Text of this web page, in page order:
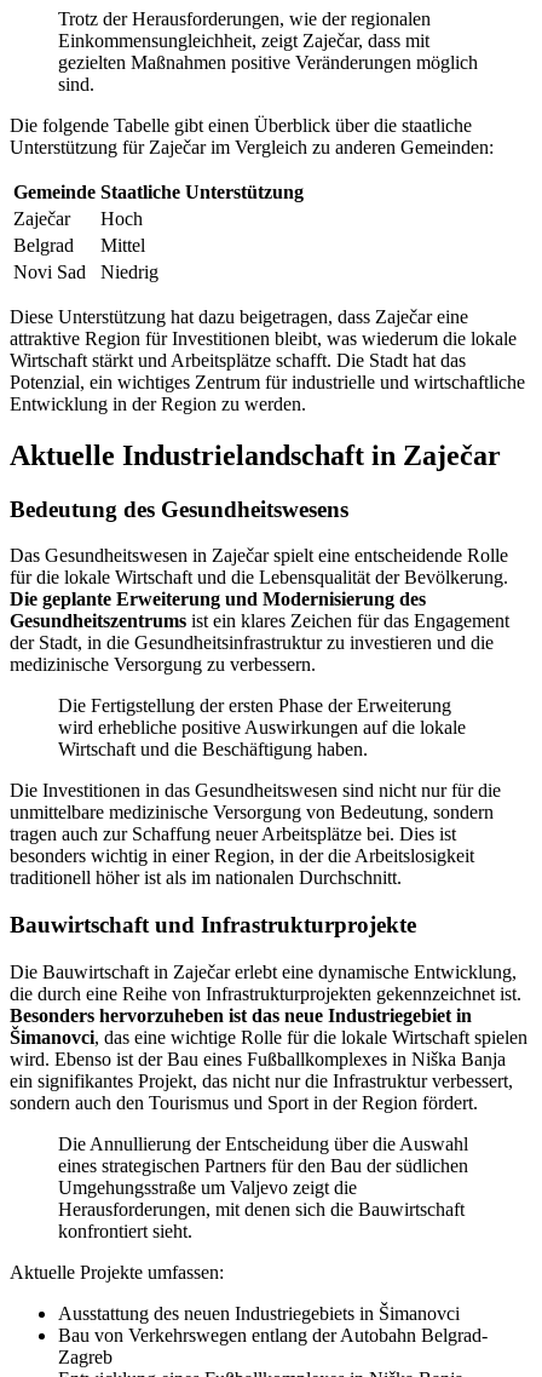
Trotz der Herausforderungen, wie der regionalen
Einkommensungleichheit, zeigt Zaječar, dass mit
gezielten Maßnahmen positive Veränderungen möglich
sind.
Die folgende Tabelle gibt einen Überblick über die staatliche
Unterstützung für Zaječar im Vergleich zu anderen Gemeinden:
Gemeinde Staatliche Unterstützung
Zaječar
Hoch
Belgrad
Mittel
Novi Sad
Niedrig
Diese Unterstützung hat dazu beigetragen, dass Zaječar eine
attraktive Region für Investitionen bleibt, was wiederum die lokale
Wirtschaft stärkt und Arbeitsplätze schafft. Die Stadt hat das
Potenzial, ein wichtiges Zentrum für industrielle und wirtschaftliche
Entwicklung in der Region zu werden.
Aktuelle Industrielandschaft in Zaječar
Bedeutung des Gesundheitswesens
Das Gesundheitswesen in Zaječar spielt eine entscheidende Rolle
für die lokale Wirtschaft und die Lebensqualität der Bevölkerung.
Die geplante Erweiterung und Modernisierung des
Gesundheitszentrums ist ein klares Zeichen für das Engagement
der Stadt, in die Gesundheitsinfrastruktur zu investieren und die
medizinische Versorgung zu verbessern.
Die Fertigstellung der ersten Phase der Erweiterung
wird erhebliche positive Auswirkungen auf die lokale
Wirtschaft und die Beschäftigung haben.
Die Investitionen in das Gesundheitswesen sind nicht nur für die
unmittelbare medizinische Versorgung von Bedeutung, sondern
tragen auch zur Schaffung neuer Arbeitsplätze bei. Dies ist
besonders wichtig in einer Region, in der die Arbeitslosigkeit
traditionell höher ist als im nationalen Durchschnitt.
Bauwirtschaft und Infrastrukturprojekte
Die Bauwirtschaft in Zaječar erlebt eine dynamische Entwicklung,
die durch eine Reihe von Infrastrukturprojekten gekennzeichnet ist.
Besonders hervorzuheben ist das neue Industriegebiet in
Šimanovci, das eine wichtige Rolle für die lokale Wirtschaft spielen
wird. Ebenso ist der Bau eines Fußballkomplexes in Niška Banja
ein signifikantes Projekt, das nicht nur die Infrastruktur verbessert,
sondern auch den Tourismus und Sport in der Region fördert.
Die Annullierung der Entscheidung über die Auswahl
eines strategischen Partners für den Bau der südlichen
Umgehungsstraße um Valjevo zeigt die
Herausforderungen, mit denen sich die Bauwirtschaft
konfrontiert sieht.
Aktuelle Projekte umfassen:
Ausstattung des neuen Industriegebiets in Šimanovci
Bau von Verkehrswegen entlang der Autobahn Belgrad-
Zagreb